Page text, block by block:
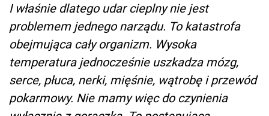
I właśnie dlatego udar cieplny nie jest
problemem jednego narządu. To katastrofa
obejmująca cały organizm. Wysoka
temperatura jednocześnie uszkadza mózg,
serce, płuca, nerki, mięśnie, wątrobę i przewód
pokarmowy. Nie mamy więc do czynienia